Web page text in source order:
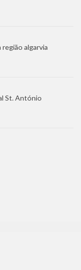
algarvia
St. António